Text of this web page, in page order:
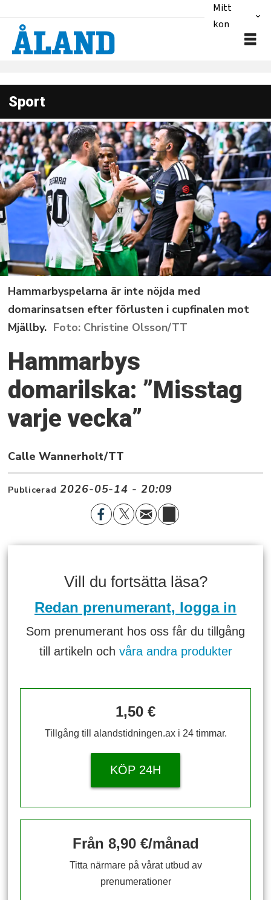
Mitt
konto
Sport
Hammarbyspelarna är inte nöjda med
domarinsatsen efter förlusten i cupfinalen mot
Mjällby.
Christine Olsson/TT
Hammarbys
domarilska: ”Misstag
varje vecka”
Calle Wannerholt/TT
Publicerad 2026-05-14 - 20:09
Vill du fortsätta läsa?
Redan prenumerant, logga in
Som prenumerant hos oss får du tillgång
till artikeln och våra andra produkter
1,50 €
Tillgång till alandstidningen.ax i 24 timmar.
KÖP 24H
Från 8,90 €/månad
Titta närmare på vårat utbud av
prenumerationer